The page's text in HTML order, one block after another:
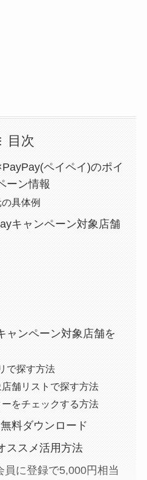
目次
ペイペイ)のポイ
ーン情報
具体例
キャンペーン対象店舗
ャンペーン対象店舗を
で探す方法
舗リストで探す方法
をチェックする方法
料ダウンロード
ススメ活用方法
員に登録で5,000円相当